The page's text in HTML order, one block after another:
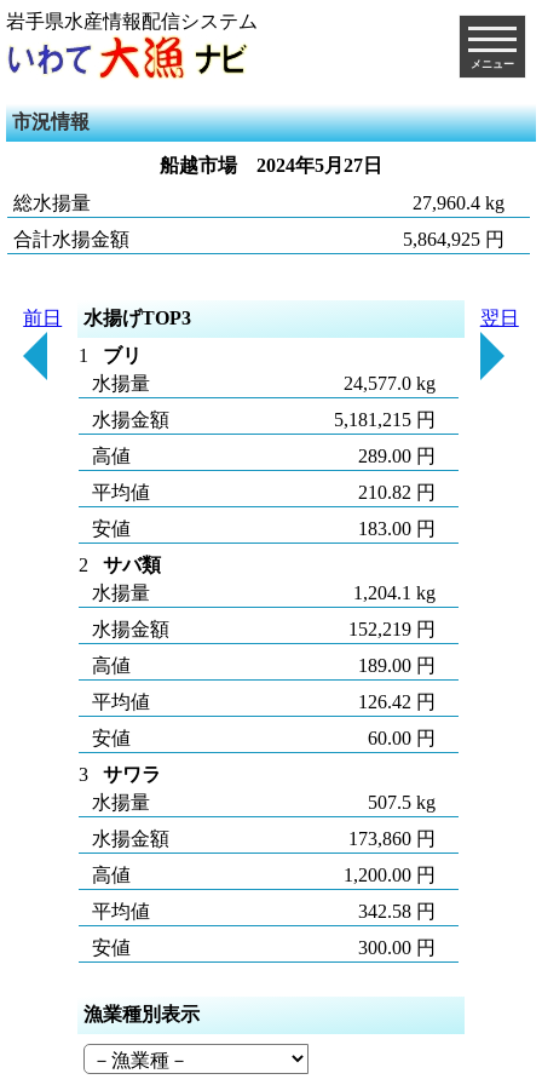
岩手県水産情報配信システム
メニュー
市況情報
船越市場
2024年5月27日
総水揚量
27,960.4 kg
合計水揚金額
5,864,925 円
前日
水揚げTOP3
1
ブリ
水揚量
24,577.0 kg
水揚金額
5,181,215 円
高値
289.00 円
平均値
210.82 円
安値
183.00 円
2
サバ類
水揚量
1,204.1 kg
水揚金額
152,219 円
高値
189.00 円
平均値
126.42 円
安値
60.00 円
3
サワラ
水揚量
507.5 kg
水揚金額
173,860 円
高値
1,200.00 円
平均値
342.58 円
安値
300.00 円
漁業種別表示
翌日